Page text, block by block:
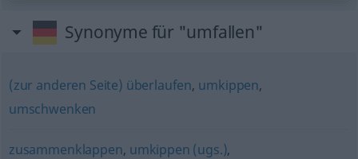
Synonyme für "umfallen"
(zur anderen Seite) überlaufen, umkippen,
umschwenken
zusammenklappen, umkippen (ugs.),